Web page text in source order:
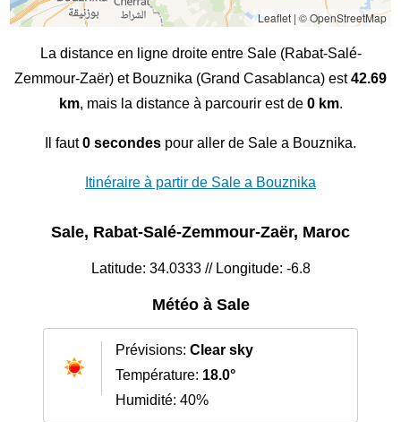
Leaflet| © OpenStreetMap
La distance en ligne droite entre Sale (Rabat-Salé-
Zemmour-Zaër) et Bouznika (Grand Casablanca) est42.69
km, mais la distance à parcourir est de 0 km.
Il faut0 secondes pour aller de Sale a Bouznika.
Itinéraire à partir de Sale a Bouznika
Sale, Rabat-Salé-Zemmour-Zaër, Maroc
Latitude: 34.0333 // Longitude: -6.8
Météo à Sale
Prévisions: Clear sky
Température: 18.0°
Humidité: 40%